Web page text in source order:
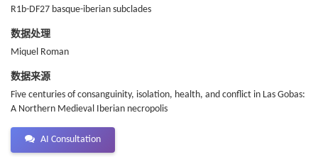
R1b-DF27 basque-iberian subclades
数据处理
Miquel Roman
数据来源
Five centuries of consanguinity, isolation, health, and conflict in Las Gobas:
A Northern Medieval Iberian necropolis
AI Consultation